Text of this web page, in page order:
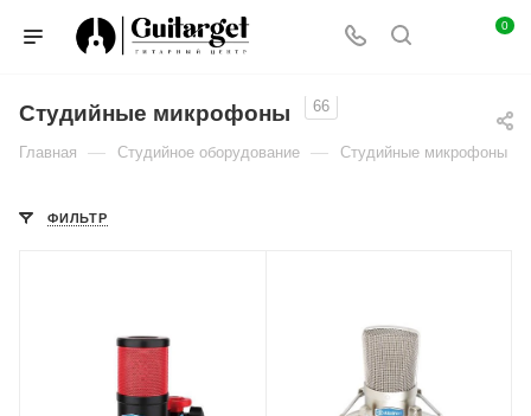
0
Студийные микрофоны 66
Главная — Студийное оборудование — Студийные микрофоны
ФИЛЬТР